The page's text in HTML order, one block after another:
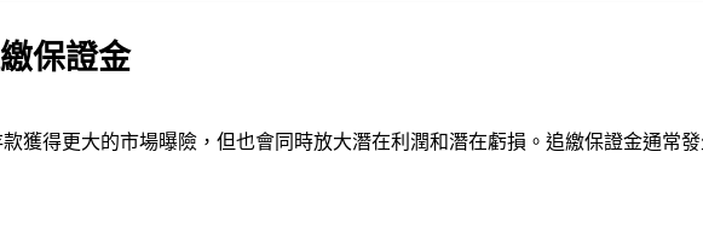
保證金
獲得更大的市場曝險，但也會同時放大潛在利潤和潛在虧損。追繳保證金通常